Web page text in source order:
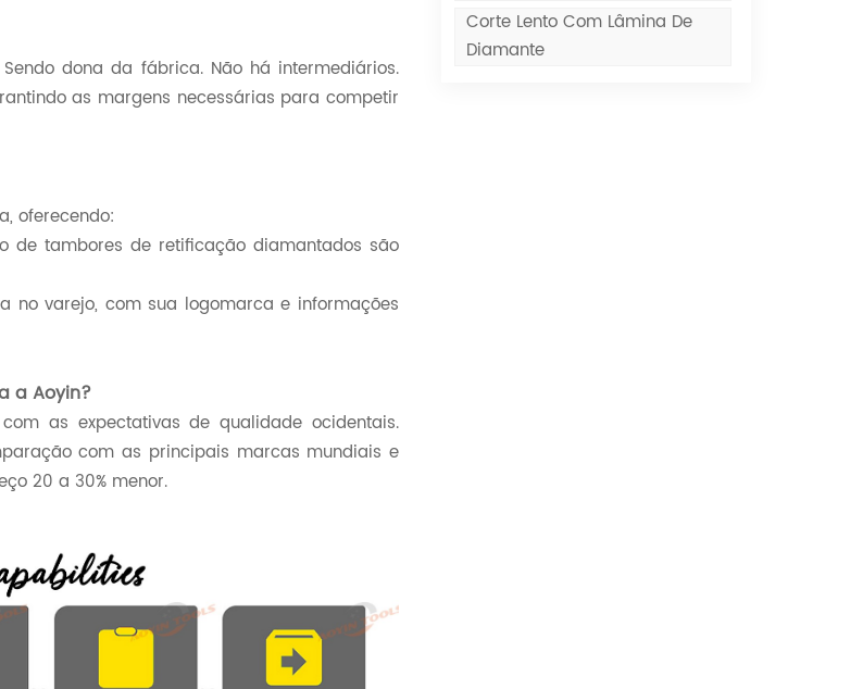
Corte Lento Com Lâmina De
Diamante
dona da fábrica. Não há intermediários.
as margens necessárias para competir
oferecendo:
de tambores de retificação diamantados são
no varejo, com sua logomarca e informações
a Aoyin?
as expectativas de qualidade ocidentais.
com as principais marcas mundiais e
20 a 30% menor.